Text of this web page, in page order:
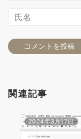
関連記事
2024年3月17日